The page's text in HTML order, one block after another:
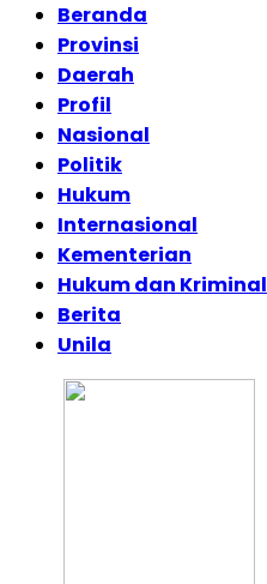
Beranda
Provinsi
Daerah
Profil
Nasional
Politik
Hukum
Internasional
Kementerian
Hukum dan Kriminal
Berita
Unila